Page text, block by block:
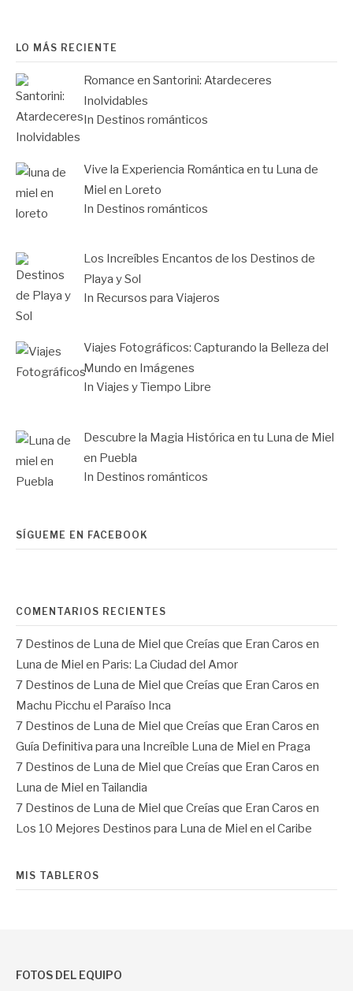
LO MÁS RECIENTE
Romance en Santorini: Atardeceres
Inolvidables
In Destinos románticos
Vive la Experiencia Romántica en tu Luna de
Miel en Loreto
In Destinos románticos
Los Increíbles Encantos de los Destinos de
Playa y Sol
In Recursos para Viajeros
Viajes Fotográficos: Capturando la Belleza del
Mundo en Imágenes
In Viajes y Tiempo Libre
Descubre la Magia Histórica en tu Luna de Miel
en Puebla
In Destinos románticos
SÍGUEME EN FACEBOOK
COMENTARIOS RECIENTES
7 Destinos de Luna de Miel que Creías que Eran Caros en
Luna de Miel en Paris: La Ciudad del Amor
7 Destinos de Luna de Miel que Creías que Eran Caros en
Machu Picchu el Paraíso Inca
7 Destinos de Luna de Miel que Creías que Eran Caros en
Guía Definitiva para una Increíble Luna de Miel en Praga
7 Destinos de Luna de Miel que Creías que Eran Caros en
Luna de Miel en Tailandia
7 Destinos de Luna de Miel que Creías que Eran Caros en
Los 10 Mejores Destinos para Luna de Miel en el Caribe
MIS TABLEROS
FOTOS DEL EQUIPO